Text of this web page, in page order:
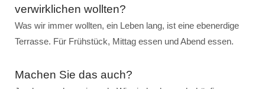
verwirklichen wollten?
Was wir immer wollten, ein Leben lang, ist eine ebenerdige
Terrasse. Für Frühstück, Mittag essen und Abend essen.
Machen Sie das auch?